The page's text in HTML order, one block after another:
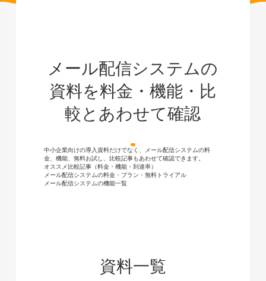
メール配信システムの
資料を料金・機能・比
較とあわせて確認
中小企業向けの導入資料だけでなく、メール配信システムの料
金、機能、無料お試し、比較記事もあわせて確認できます。
オススメ比較記事（料金・機能・到達率）
メール配信システムの料金・プラン・無料トライアル
メール配信システムの機能一覧
資料一覧